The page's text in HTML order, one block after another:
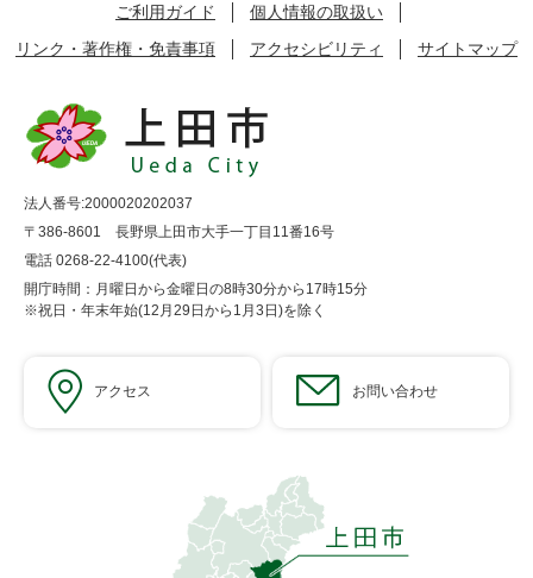
ご利用ガイド
個人情報の取扱い
リンク・著作権・免責事項
アクセシビリティ サイトマップ
法人番号:2000020202037
〒386-8601 長野県上田市大手一丁目11番16号
電話 0268-22-4100(代表)
開庁時間：月曜日から金曜日の8時30分から17時15分
※祝日・年末年始(12月29日から1月3日)を除く
アクセス お問い合わせ